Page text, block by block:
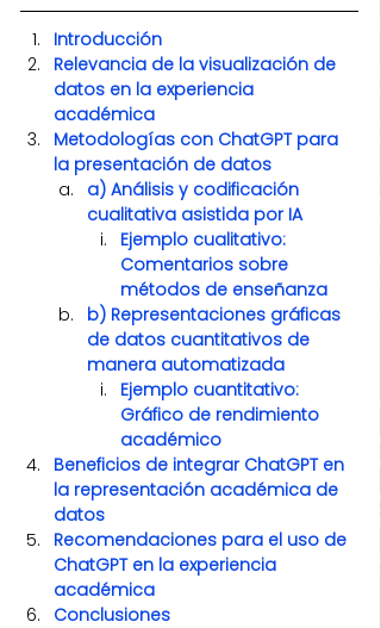
Introducción
Relevancia de la visualización de
datos en la experiencia
académica
Metodologías con ChatGPT para
la presentación de datos
a) Análisis y codificación
cualitativa asistida por IA
Ejemplo cualitativo:
Comentarios sobre
métodos de enseñanza
b) Representaciones gráficas
de datos cuantitativos de
manera automatizada
Ejemplo cuantitativo:
Gráfico de rendimiento
académico
Beneficios de integrar ChatGPT en
la representación académica de
datos
Recomendaciones para el uso de
ChatGPT en la experiencia
académica
Conclusiones